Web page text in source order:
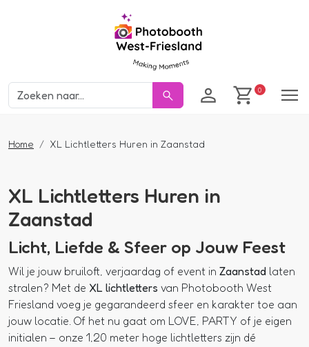
Inloggen 0
Home XL Lichtletters Huren in Zaanstad
XL Lichtletters Huren in
Zaanstad
Licht, Liefde & Sfeer op Jouw Feest
Wil je jouw bruiloft, verjaardag of event in Zaanstad laten
stralen? Met de XL lichtletters van Photobooth West
Friesland voeg je gegarandeerd sfeer en karakter toe aan
jouw locatie. Of het nu gaat om LOVE, PARTY of je eigen
initialen – onze 1,20 meter hoge lichtletters zijn dé